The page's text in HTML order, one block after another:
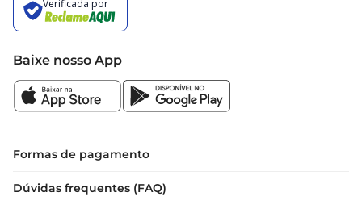
Baixe nosso App
Formas de pagamento
Dúvidas frequentes (FAQ)